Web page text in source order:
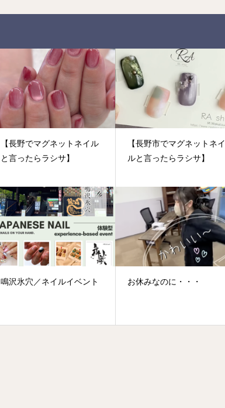
【長野でマグネットネイル
と言ったらラシサ】
【長野市でマグネットネイ
ルと言ったらラシサ】
鳴沢氷穴／ネイルイベント お休みなのに・・・